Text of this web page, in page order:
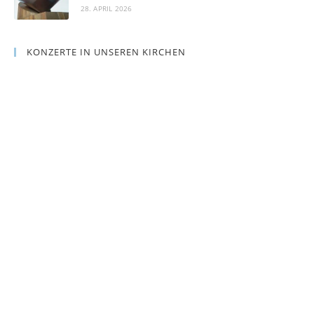
28. APRIL 2026
KONZERTE IN UNSEREN KIRCHEN